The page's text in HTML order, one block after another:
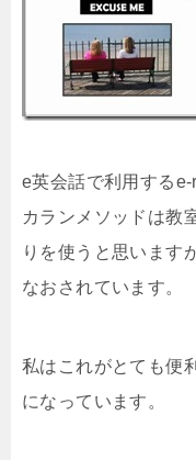
e英会話で利用するe-
カランメソッドは教
りを使うと思います
なおされています。
私はこれがとても便
になっています。